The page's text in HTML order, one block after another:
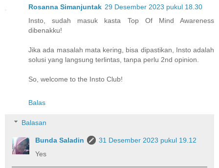
Rosanna Simanjuntak 29 Desember 2023 pukul 18.30
Insto, sudah masuk kasta Top Of Mind Awareness
dibenakku!
Jika ada masalah mata kering, bisa dipastikan, Insto adalah
solusi yang langsung terlintas, tanpa perlu 2nd opinion.
So, welcome to the Insto Club!
Balas
Balasan
Bunda Saladin
31 Desember 2023 pukul 19.12
Yes